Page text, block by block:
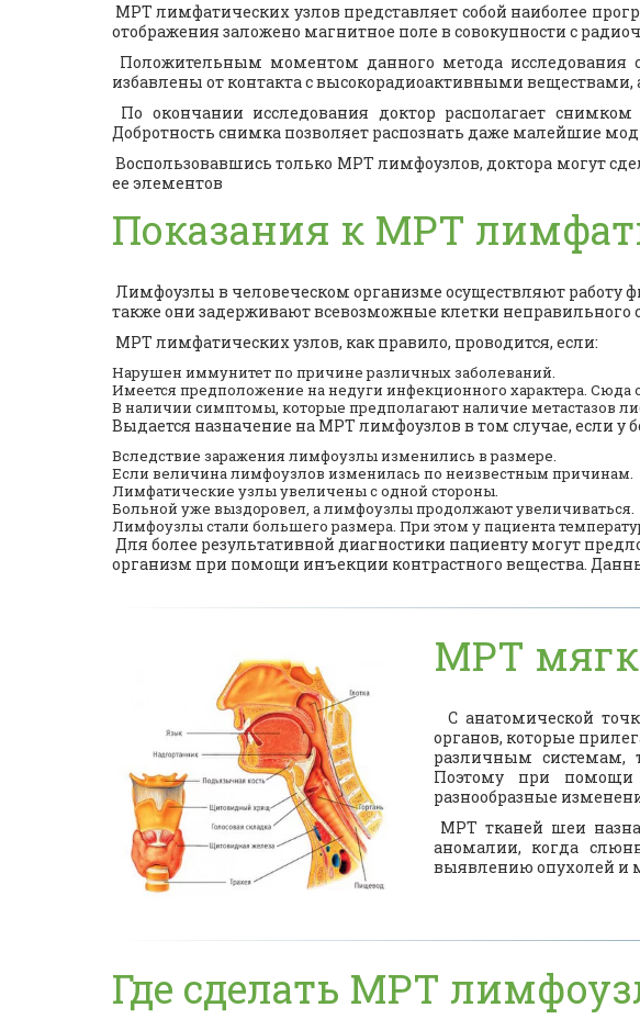
МРТ лимфатических узлов представляет собой наиболее
отображения заложено магнитное поле в совокупности с
Положительным моментом данного метода исследования
избавлены от контакта с высокорадиоактивными веществами,
По окончании исследования доктор располагает
Добротность снимка позволяет распознать даже малейшие
Воспользовавшись только МРТ лимфоузлов, доктора могут
ее элементов
Показания к МРТ
Лимфоузлы в человеческом организме осуществляют работу
также они задерживают всевозможные клетки неправильного
МРТ лимфатических узлов, как правило, проводится, если:
Нарушен иммунитет по причине различных заболеваний.
Имеется предположение на недуги инфекционного характера. Сюда
В наличии симптомы, которые предполагают наличие метастазов
Выдается назначение на МРТ лимфоузлов в том случае, если у
Вследствие заражения лимфоузлы изменились в размере.
Если величина лимфоузлов изменилась по неизвестным причинам.
Лимфатические узлы увеличены с одной стороны.
Больной уже выздоровел, а лимфоузлы продолжают увеличиваться.
Лимфоузлы стали большего размера. При этом у пациента
Для более результативной диагностики пациенту могут
организм при помощи инъекции контрастного вещества.
МРТ
С анатомической
органов, которые
различным системам,
Поэтому при помощи
разнообразные
МРТ тканей шеи
аномалии, когда
выявлению опухолей и
Где сделать МРТ